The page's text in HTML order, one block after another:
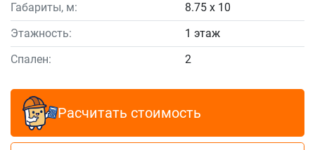
Габариты, м:
8.75 x 10
Этажность:
1 этаж
Спален:
2
Расчитать стоимость